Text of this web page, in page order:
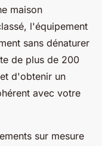
maison
l'équipement
sans dénaturer
de plus de 200
d'obtenir un
avec votre
sur mesure